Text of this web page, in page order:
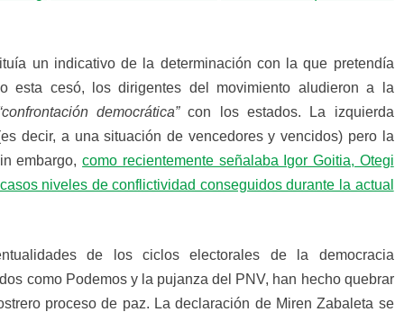
un indicativo de la determinación con la que pretendía
esta cesó, los dirigentes del movimiento aludieron a la
democrática”con los estados. La izquierda
decir, a una situación de vencedores y vencidos) pero la
embargo,como recientemente señalaba Igor Goitia, Otegi
niveles de conflictividad conseguidos durante la actual
de los ciclos electorales de la democracia
como Podemos y la pujanza del PNV, han hecho quebrar
proceso de paz. La declaración de Miren Zabaleta se